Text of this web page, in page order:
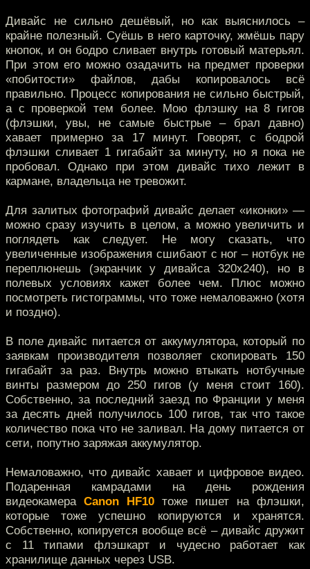
Дивайс не сильно дешёвый, но как выяснилось –
крайне полезный. Суёшь в него карточку, жмёшь пару
кнопок, и он бодро сливает внутрь готовый матерьял.
При этом его можно озадачить на предмет проверки
«побитости» файлов, дабы копировалось всё
правильно. Процесс копирования не сильно быстрый,
а с проверкой тем более. Мою флэшку на 8 гигов
(флэшки, увы, не самые быстрые – брал давно)
хавает примерно за 17 минут. Говорят, с бодрой
флэшки сливает 1 гигабайт за минуту, но я пока не
пробовал. Однако при этом дивайс тихо лежит в
кармане, владельца не тревожит.
Для залитых фотографий дивайс делает «иконки» —
можно сразу изучить в целом, а можно увеличить и
поглядеть как следует. Не могу сказать, что
увеличенные изображения сшибают с ног – нотбук не
переплюнешь (экранчик у дивайса 320х240), но в
полевых условиях кажет более чем. Плюс можно
посмотреть гистограммы, что тоже немаловажно (хотя
и поздно).
В поле дивайс питается от аккумулятора, который по
заявкам производителя позволяет скопировать 150
гигабайт за раз. Внутрь можно втыкать нотбучные
винты размером до 250 гигов (у меня стоит 160).
Собственно, за последний заезд по Франции у меня
за десять дней получилось 100 гигов, так что такое
количество пока что не заливал. На дому питается от
сети, попутно заряжая аккумулятор.
Немаловажно, что дивайс хавает и цифровое видео.
Подаренная камрадами на день рождения
видеокамера Canon HF10 тоже пишет на флэшки,
которые тоже успешно копируются и хранятся.
Собственно, копируется вообще всё – дивайс дружит
с 11 типами флэшкарт и чудесно работает как
хранилище данных через USB.